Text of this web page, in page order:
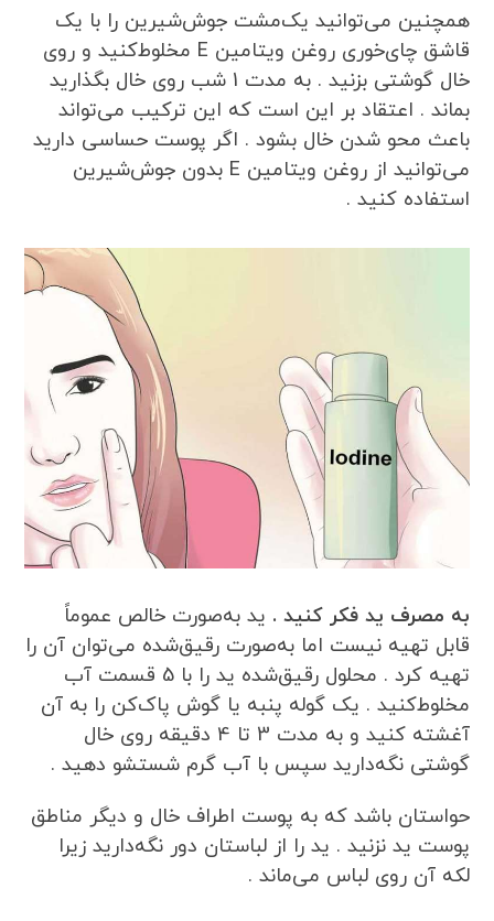
همچنین می‌توانید یک‌مشت جوش‌شیرین را با یک
قاشق چای‌خوری روغن ویتامین E مخلوط‌کنید و روی
خال گوشتی بزنید . به مدت 1 شب روی خال بگذارید
بماند . اعتقاد بر این است که این ترکیب می‌تواند
باعث محو شدن خال بشود . اگر پوست حساسی دارید
می‌توانید از روغن ویتامین E بدون جوش‌شیرین
استفاده کنید .
به مصرف ید فکر کنید . ید به‌صورت خالص عموماً
قابل تهیه نیست اما به‌صورت رقیق‌شده می‌توان آن را
تهیه کرد . محلول رقیق‌شده ید را با 5 قسمت آب
مخلوط‌کنید . یک گوله پنبه یا گوش پاک‌کن را به آن
آغشته کنید و به مدت 3 تا 4 دقیقه روی خال
گوشتی نگه‌دارید سپس با آب گرم شستشو دهید .
حواستان باشد که به پوست اطراف خال و دیگر مناطق
پوست ید نزنید . ید را از لباستان دور نگه‌دارید زیرا
لکه آن روی لباس می‌ماند .